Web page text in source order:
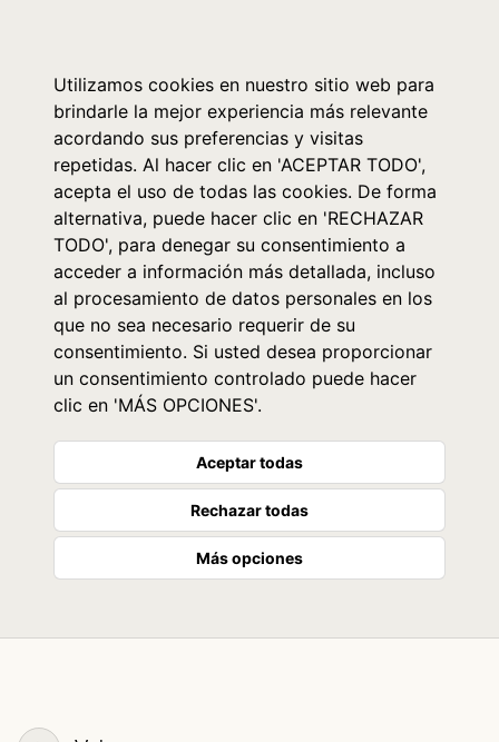
Utilizamos cookies en nuestro sitio web para
brindarle la mejor experiencia más relevante
acordando sus preferencias y visitas
repetidas. Al hacer clic en 'ACEPTAR TODO',
acepta el uso de todas las cookies. De forma
alternativa, puede hacer clic en 'RECHAZAR
TODO', para denegar su consentimiento a
acceder a información más detallada, incluso
al procesamiento de datos personales en los
que no sea necesario requerir de su
consentimiento. Si usted desea proporcionar
un consentimiento controlado puede hacer
clic en 'MÁS OPCIONES'.
Aceptar todas
Rechazar todas
Más opciones